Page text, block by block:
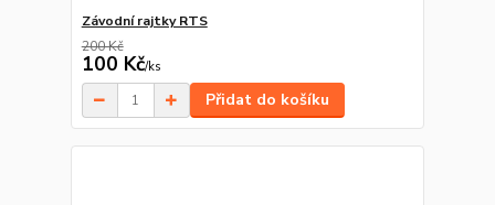
Závodní rajtky RTS
200 Kč
100 Kč/ks
Přidat do košíku